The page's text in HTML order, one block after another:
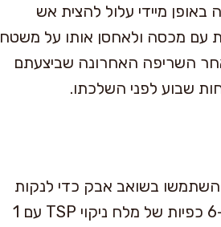
מיידי עלול להצית אש
עם מכסה ולאחסן אותו על משטח
אבן. עדיף לחכות לפחות 36 שעות לאחר השריפה האחרונה שביצעתם
שבוע לפני השלכתו.
בשואב אבק כדי לנקות
את הפיח והאפר, לאחר מכן ערבבו יחד 1 כוס אקונומיקה ו-6 כפיות של מלח ניקוי TSP עם 1